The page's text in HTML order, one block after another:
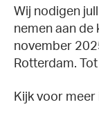
Wij nodigen
nemen aan de
november
Rotterdam.
Kijk voor